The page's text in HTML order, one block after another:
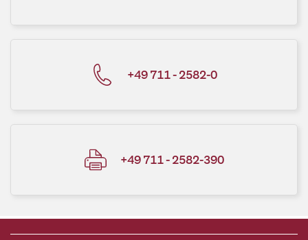
+49 711 - 2582-0
+49 711 - 2582-390